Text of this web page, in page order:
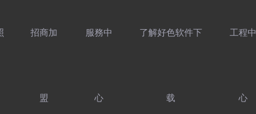
招商加
盟
服務中
心
了解好色软件下
载
工程中
心